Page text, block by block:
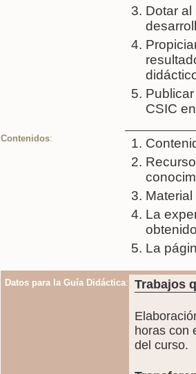
Dotar
CSIC
Contenidos:
La
La
Datos para la Guía Didáctica: Trabajos
horas con
del curso.